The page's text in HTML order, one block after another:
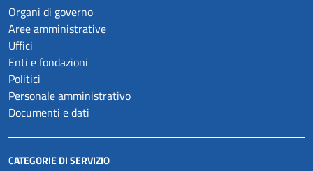
Organi di governo
Aree amministrative
Uffici
Enti e fondazioni
Politici
Personale amministrativo
Documenti e dati
CATEGORIE DI SERVIZIO